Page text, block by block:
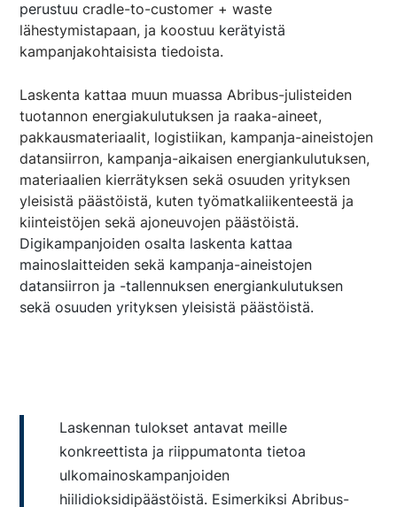
perustuu cradle-to-customer + waste
lähestymistapaan, ja koostuu kerätyistä
kampanjakohtaisista tiedoista.
Laskenta kattaa muun muassa Abribus-julisteiden
tuotannon energiakulutuksen ja raaka-aineet,
pakkausmateriaalit, logistiikan, kampanja-aineistojen
datansiirron, kampanja-aikaisen energiankulutuksen,
materiaalien kierrätyksen sekä osuuden yrityksen
yleisistä päästöistä, kuten työmatkaliikenteestä ja
kiinteistöjen sekä ajoneuvojen päästöistä.
Digikampanjoiden osalta laskenta kattaa
mainoslaitteiden sekä kampanja-aineistojen
datansiirron ja -tallennuksen energiankulutuksen
sekä osuuden yrityksen yleisistä päästöistä.
Laskennan tulokset antavat meille
konkreettista ja riippumatonta tietoa
ulkomainoskampanjoiden
hiilidioksidipäästöistä. Esimerkiksi Abribus-